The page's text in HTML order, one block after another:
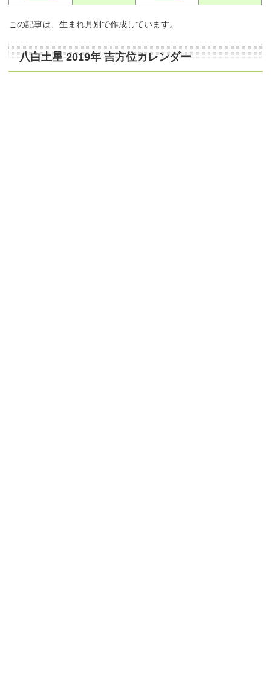
この記事は、生まれ月別で作成しています。
八白土星 2019年 吉方位カレンダー